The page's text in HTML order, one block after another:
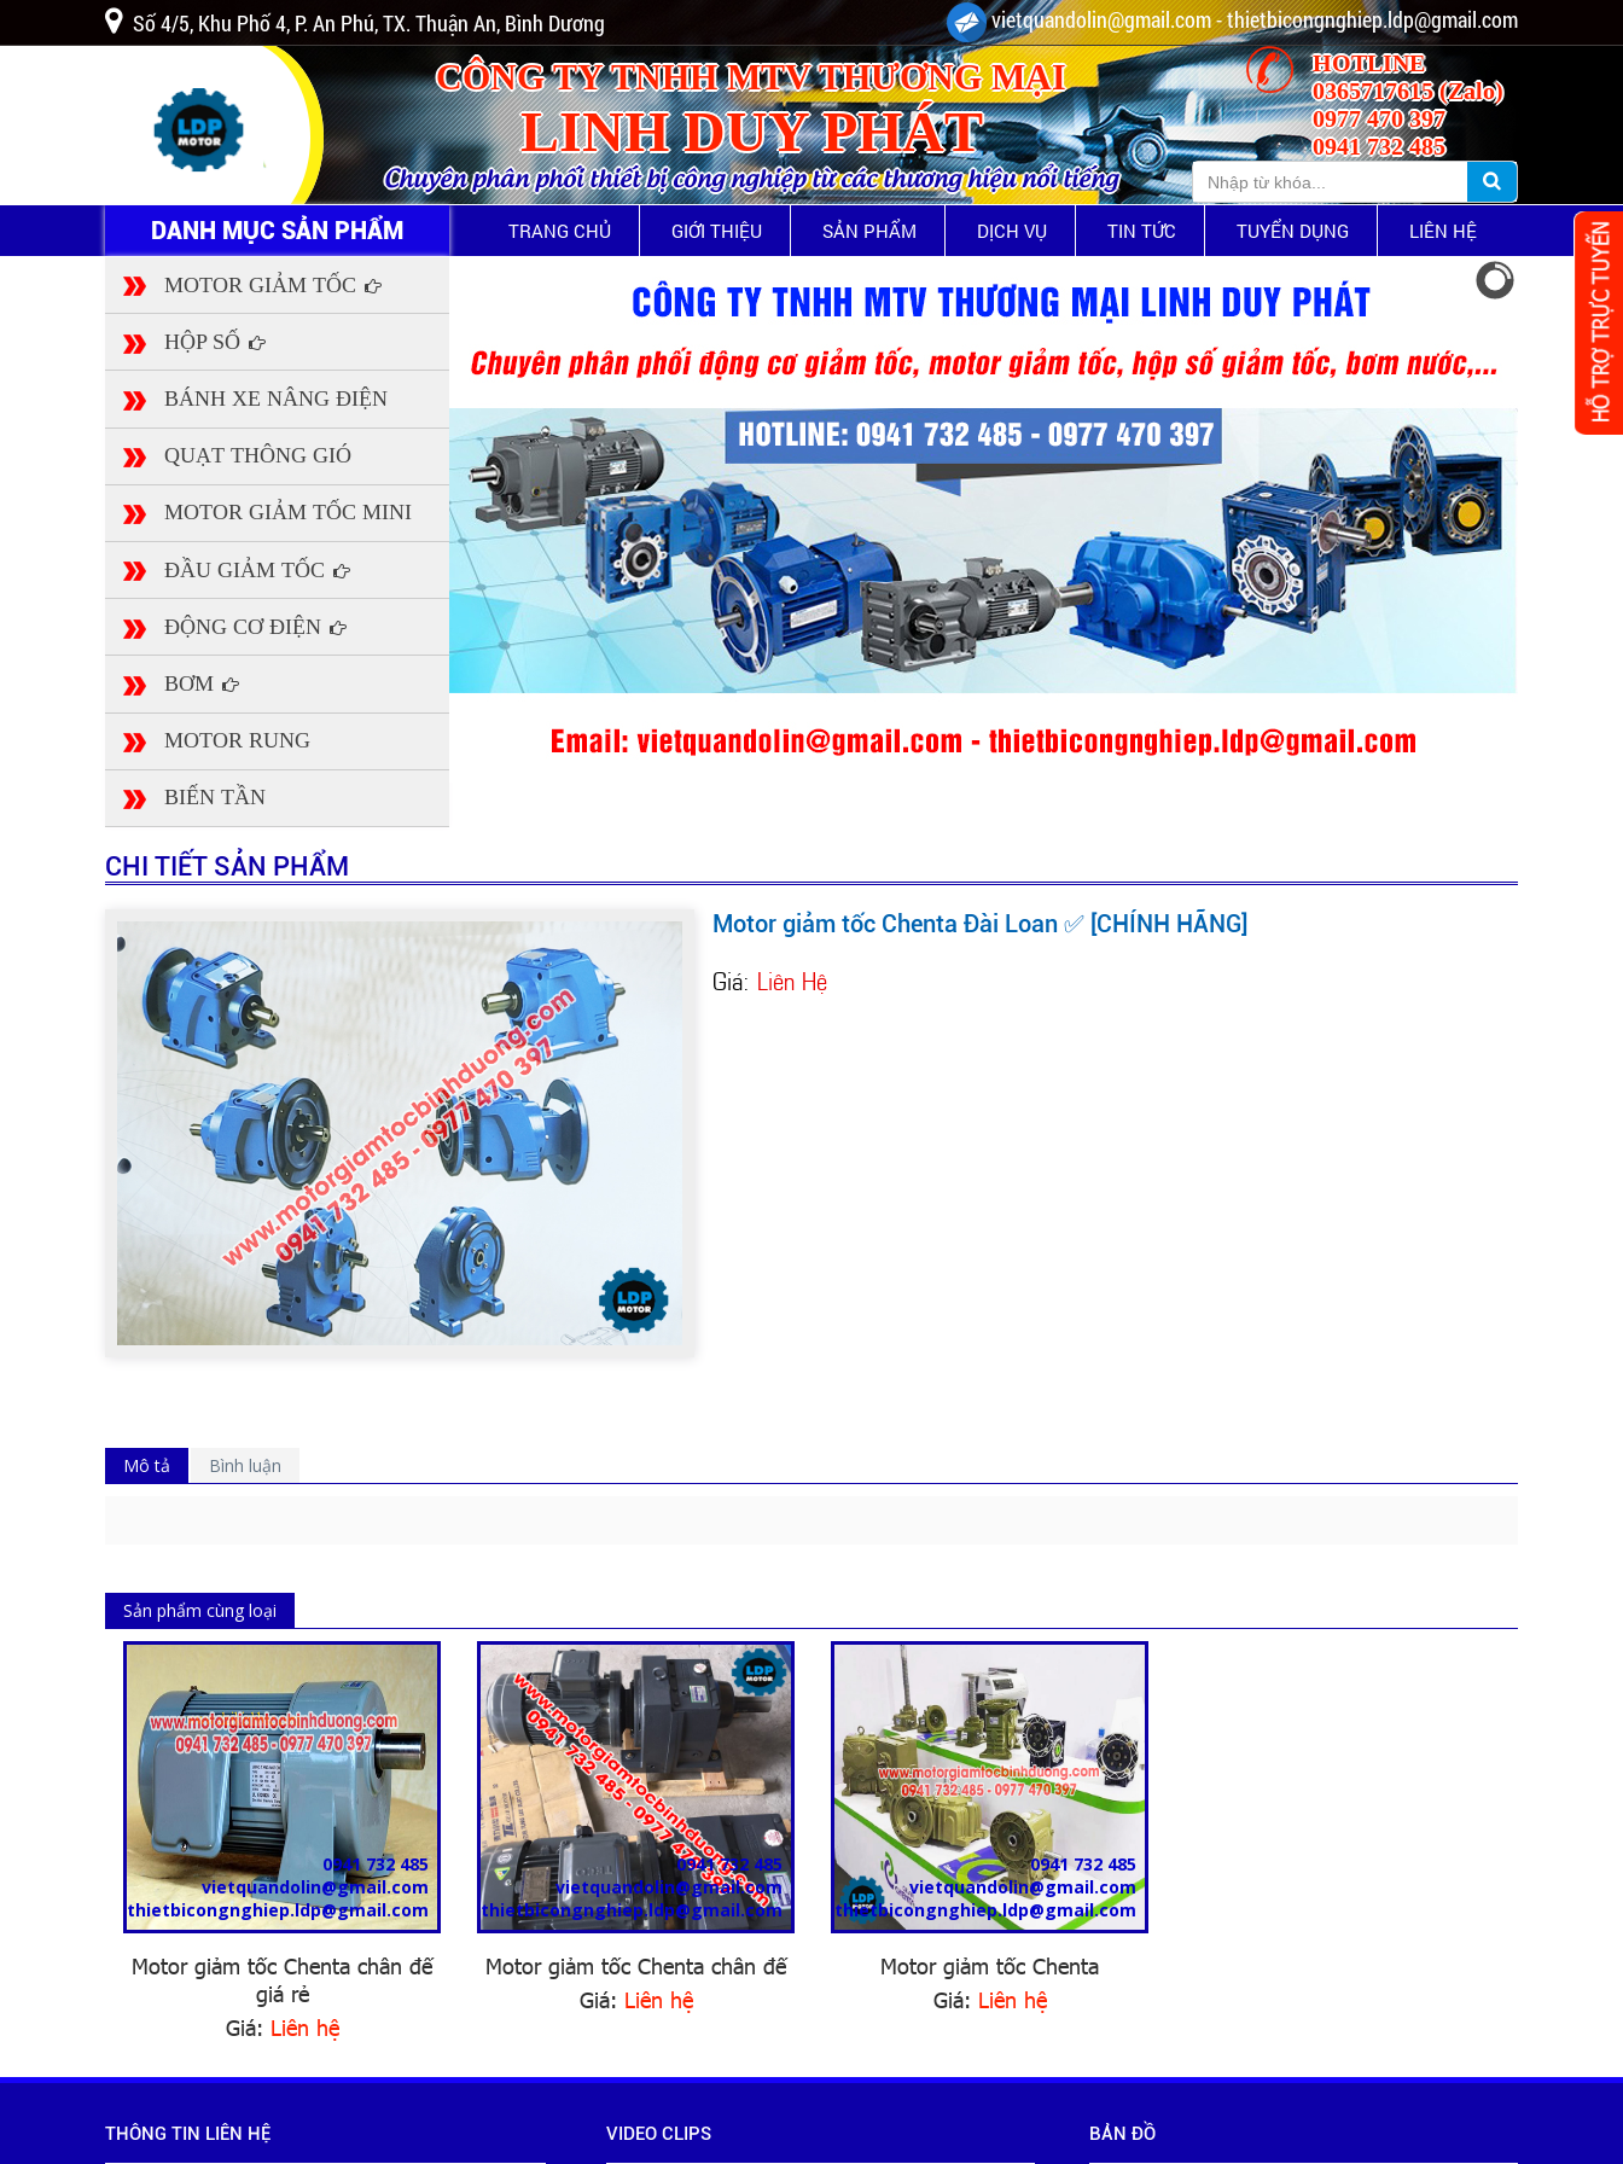
Số 4/5, Khu Phố 4, P. An Phú, TX. Thuận An, Bình Dương vietquandolin@gmail.com - thietbicongnghiep.ldp@gmail.com
CÔNG TY TNHH MTV THƯƠNG MẠI
LINH DUY PHÁT
Chuyên phân phối thiết bị công nghiệp từ các thương hiệu nổi tiếng
HOTLINE
0365717615 (Zalo)
0977 470 397
0941 732 485
DANH MỤC SẢN PHẨM TRANG CHỦ GIỚI THIỆU SẢN PHẨM DỊCH VỤ TIN TỨC TUYỂN DỤNG LIÊN HỆ
MOTOR GIẢM TỐC
HỘP SỐ
BÁNH XE NÂNG ĐIỆN
QUẠT THÔNG GIÓ
MOTOR GIẢM TỐC MINI
ĐẦU GIẢM TỐC
ĐỘNG CƠ ĐIỆN
BƠM
MOTOR RUNG
BIẾN TẦN
CHI TIẾT SẢN PHẨM
Motor giảm tốc Chenta Đài Loan ✅ [CHÍNH HÃNG]
Giá: Liên Hệ
Mô tả Bình luận
Sản phẩm cùng loại
0941 732 485
vietquandolin@gmail.com
thietbicongnghiep.ldp@gmail.com
Motor giảm tốc Chenta chân đế
giá rẻ
Giá: Liên hệ
0941 732 485
vietquandolin@gmail.com
thietbicongnghiep.ldp@gmail.com
Motor giảm tốc Chenta chân đế
Giá: Liên hệ
0941 732 485
vietquandolin@gmail.com
thietbicongnghiep.ldp@gmail.com
Motor giảm tốc Chenta
Giá: Liên hệ
THÔNG TIN LIÊN HỆ VIDEO CLIPS BẢN ĐỒ